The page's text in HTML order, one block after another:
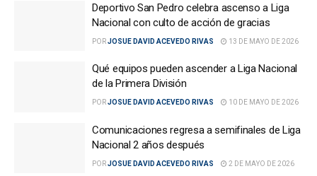
Deportivo San Pedro celebra ascenso a Liga
Nacional con culto de acción de gracias
PORJOSUE DAVID ACEVEDO RIVAS 13 DE MAYO DE 2026
Qué equipos pueden ascender a Liga Nacional
de la Primera División
PORJOSUE DAVID ACEVEDO RIVAS 10 DE MAYO DE 2026
Comunicaciones regresa a semifinales de Liga
Nacional 2 años después
PORJOSUE DAVID ACEVEDO RIVAS 2 DE MAYO DE 2026